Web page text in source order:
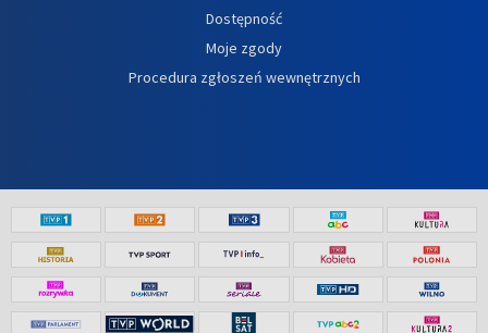
Dostępność
Moje zgody
Procedura zgłoszeń wewnętrznych